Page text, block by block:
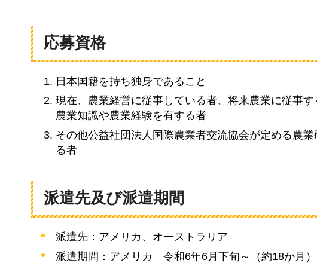
応募資格
日本国籍を持ち独身であること
現在、農業経営に従事している者、将来農業に従事
農業知識や農業経験を有する者
その他公益社団法人国際農業者交流協会が定める農
る者
派遣先及び派遣期間
派遣先：アメリカ、オーストラリア
派遣期間：アメリカ
令和6年6月下旬～（約18か月）